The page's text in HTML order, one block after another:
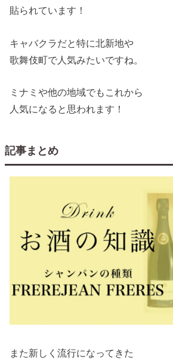
貼られています！
キャバクラだと特に北新地や
歌舞伎町で人気みたいですね。
ミナミや他の地域でもこれから
人気になると思われます！
記事まとめ
また新しく流行になってきた